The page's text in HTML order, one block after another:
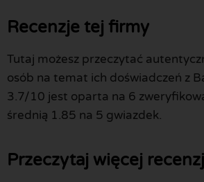
Recenzje tej firmy
Tutaj możesz przeczytać
osób na temat ich doświadczeń z
3.7/10 jest oparta na 6
średnią 1.85 na 5 gwiazdek.
Przeczytaj więcej